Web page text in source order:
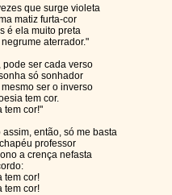
que surge violeta
matiz furta-cor
é ela muito preta
aterrador."
pode ser cada verso
só sonhador
ser o inverso
tem cor.
tem cor!"
assim, então, só me basta
professor
a crença nefasta
tem cor!
tem cor!